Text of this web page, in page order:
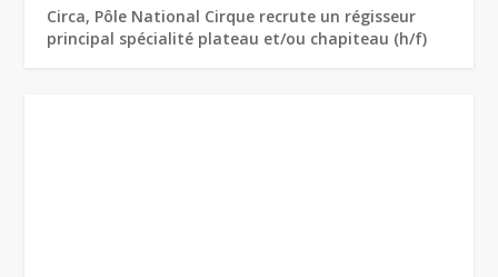
Circa, Pôle National Cirque recrute un régisseur
principal spécialité plateau et/ou chapiteau (h/f)